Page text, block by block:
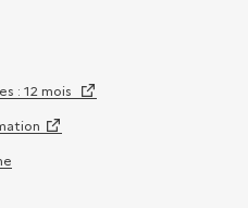
: 12 mois